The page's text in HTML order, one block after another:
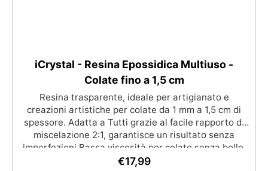
iCrystal - Resina Epossidica Multiuso -
Colate fino a 1,5 cm
Resina trasparente, ideale per artigianato e
creazioni artistiche per colate da 1 mm a 1,5 cm di
spessore. Adatta a Tutti grazie al facile rapporto di
miscelazione 2:1, garantisce un risultato senza
imperfezioni Bassa viscosità per colate senza bolle,
compatibile con legno, silicone, vetro, metallo e altri
€17,99